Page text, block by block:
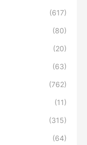
(617)
(80)
(20)
(63)
(762)
(11)
(315)
(64)